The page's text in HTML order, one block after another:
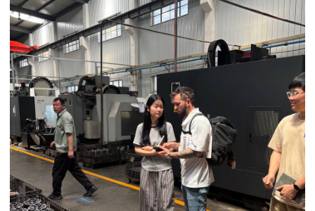
ИНДИВИДУАЛЬНЫЕ УСЛУГИ
Выгодные условия
Сертификация грузов
Консолидация грузов
Сопровождение грузов
Таможенное оформление
Страхование груза
Временное хранение
Организация производства
Проверка качества товара
Оплата и переговоры
с поставщиком
Инспекция поставщика